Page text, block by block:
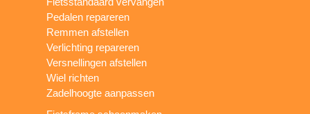
Pedalen repareren
Remmen afstellen
Verlichting repareren
Versnellingen afstellen
Wiel richten
Zadelhoogte aanpassen